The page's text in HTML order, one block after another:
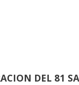
DEL 81